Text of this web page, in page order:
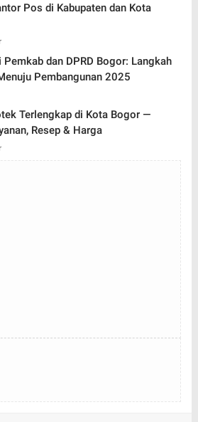
Pos di Kabupaten dan Kota
dan DPRD Bogor: Langkah
Pembangunan 2025
Terlengkap di Kota Bogor —
Resep & Harga